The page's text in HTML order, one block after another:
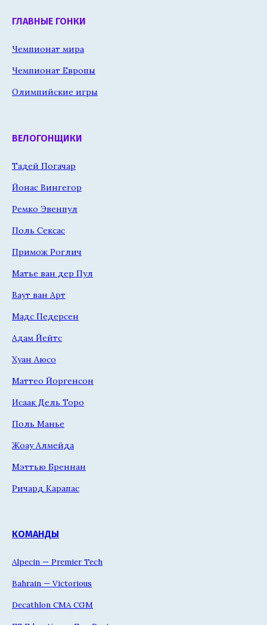
ГЛАВНЫЕ ГОНКИ
Чемпионат мира
Чемпионат Европы
Олимпийские игры
ВЕЛОГОНЩИКИ
Тадей Погачар
Йонас Вингегор
Ремко Эвенпул
Поль Сексас
Примож Роглич
Матье ван дер Пул
Ваут ван Арт
Мадс Педерсен
Адам Йейтс
Хуан Аюсо
Маттео Йоргенсон
Исаак Дель Торо
Поль Манье
Жоау Алмейда
Мэттью Бреннан
Ричард Карапас
КОМАНДЫ
Alpecin — Premier Tech
Bahrain — Victorious
Decathlon CMA CGM